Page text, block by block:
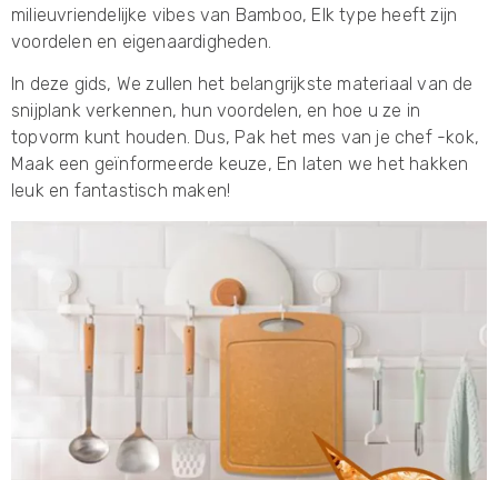
milieuvriendelijke vibes van Bamboo, Elk type heeft zijn
voordelen en eigenaardigheden.
In deze gids, We zullen het belangrijkste materiaal van de
snijplank verkennen, hun voordelen, en hoe u ze in
topvorm kunt houden. Dus, Pak het mes van je chef -kok,
Maak een geïnformeerde keuze, En laten we het hakken
leuk en fantastisch maken!